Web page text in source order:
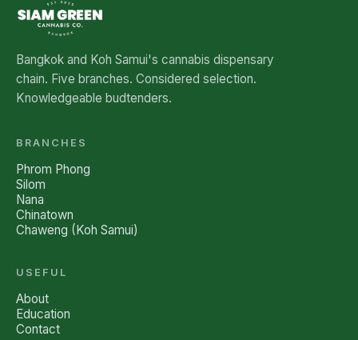
Bangkok and Koh Samui's cannabis dispensary
chain. Five branches. Considered selection.
Knowledgeable budtenders.
BRANCHES
Phrom Phong
Silom
Nana
Chinatown
Chaweng (Koh Samui)
USEFUL
About
Education
Contact